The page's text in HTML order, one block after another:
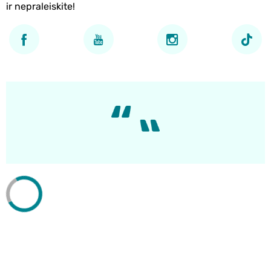
ir nepraleiskite!